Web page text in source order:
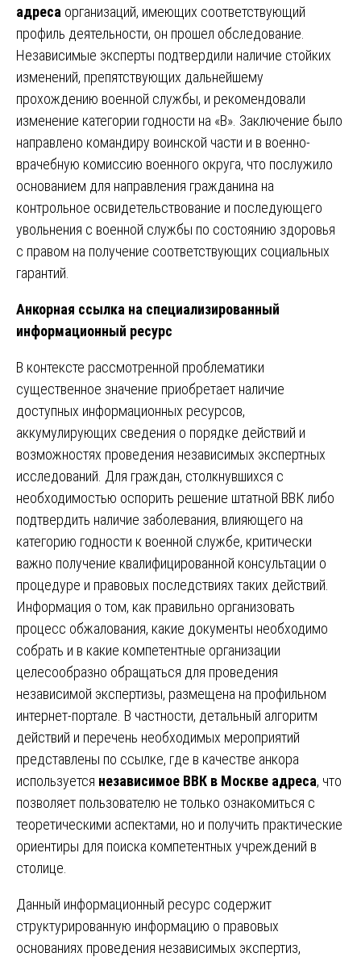
адреса организаций, имеющих соответствующий
профиль деятельности, он прошел обследование.
Независимые эксперты подтвердили наличие стойких
изменений, препятствующих дальнейшему
прохождению военной службы, и рекомендовали
изменение категории годности на «В». Заключение было
направлено командиру воинской части и в военно-
врачебную комиссию военного округа, что послужило
основанием для направления гражданина на
контрольное освидетельствование и последующего
увольнения с военной службы по состоянию здоровья
с правом на получение соответствующих социальных
гарантий.
Анкорная ссылка на специализированный
информационный ресурс
В контексте рассмотренной проблематики
существенное значение приобретает наличие
доступных информационных ресурсов,
аккумулирующих сведения о порядке действий и
возможностях проведения независимых экспертных
исследований. Для граждан, столкнувшихся с
необходимостью оспорить решение штатной ВВК либо
подтвердить наличие заболевания, влияющего на
категорию годности к военной службе, критически
важно получение квалифицированной консультации о
процедуре и правовых последствиях таких действий.
Информация о том, как правильно организовать
процесс обжалования, какие документы необходимо
собрать и в какие компетентные организации
целесообразно обращаться для проведения
независимой экспертизы, размещена на профильном
интернет-портале. В частности, детальный алгоритм
действий и перечень необходимых мероприятий
представлены по ссылке, где в качестве анкора
используется независимое ВВК в Москве адреса, что
позволяет пользователю не только ознакомиться с
теоретическими аспектами, но и получить практические
ориентиры для поиска компетентных учреждений в
столице.
Данный информационный ресурс содержит
структурированную информацию о правовых
основаниях проведения независимых экспертиз,